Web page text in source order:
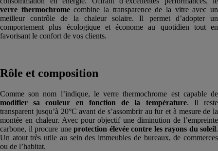
verre thermochromecombine la transparence de la vitre avec un
meilleur contrôle de la chaleur solaire. Il permet d’adopter un
comportement plus écologique et économe au quotidien tout en
favorisant le confort de vos clients.
Rôle et composition
Comme son nom l’indique, le verre thermochrome est capable de
modifier sa couleur en fonction de la température. Il reste
transparent jusqu’à 20°C avant de s’assombrir au fur et à mesure de la
montée en chaleur. Avec pour objectif une diminution de l’empreinte
carbone, il procure uneprotection élevée contre les rayons du soleil.
Un atout très utile au sein des immeubles de bureaux, de commerces
ou de l’habitat.